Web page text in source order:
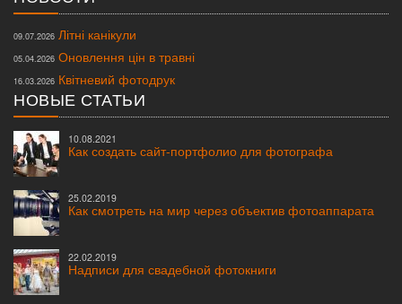
09.07.2026 Літні канікули
05.04.2026 Оновлення цін в травні
16.03.2026 Квітневий фотодрук
НОВЫЕ СТАТЬИ
10.08.2021
Как создать сайт-портфолио для фотографа
25.02.2019
Как смотреть на мир через объектив фотоаппарата
22.02.2019
Надписи для свадебной фотокниги